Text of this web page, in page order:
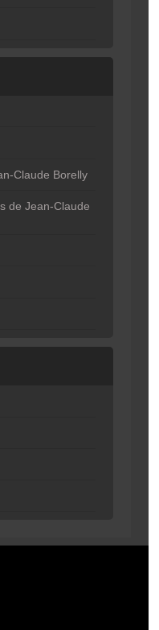
Claude Borelly
de Jean-Claude